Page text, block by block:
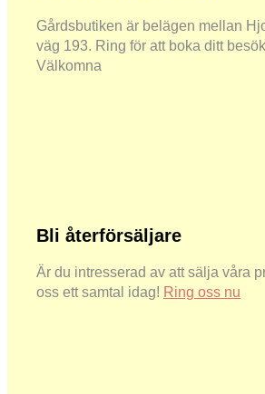
Gårdsbutiken är belägen mellan
väg 193. Ring för att boka ditt
Välkomna
Bli återförsäljare
Är du intresserad av att sälja våra
oss ett samtal idag! Ring oss nu